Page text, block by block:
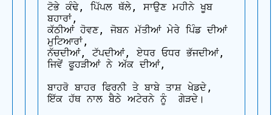
ਟੋਭੇ ਕੰਢੇ, ਪਿੱਪਲ ਥੱਲੇ, ਸਾਉਣ ਮਹੀਨੇ ਖੂਬ
ਬਹਾਰਾਂ,
ਕੱਠੀਆਂ ਹੋਵਣ, ਜੋਬਨ ਮੱਤੀਆਂ ਮੇਰੇ ਪਿੰਡ ਦੀਆਂ
ਮੁਟਿਆਰਾਂ,
ਨੱਚਦੀਆਂ, ਟੱਪਦੀਆਂ, ਏਧਰ ਓਧਰ ਭੱਜਦੀਆਂ,
ਜਿਵੇਂ ਫੂਹੜੀਆਂ ਨੇ ਅੱਕ ਦੀਆਂ,
ਬਾਹਰੋ ਬਾਹਰ ਫਿਰਨੀ ਤੇ ਬਾਬੇ ਤਾਸ਼ ਖੇਡਦੇ,
ਇੱਕ ਹੱਥ ਨਾਲ ਬੈਠੇ ਅਟੇਰਨੇ ਨੂੰ  ਗੇੜਦੇ।